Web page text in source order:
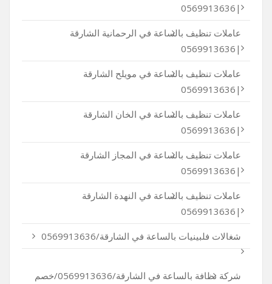
|0569913636
عاملات تنظيف بالساعة في الرحمانية الشارقة
|0569913636
عاملات تنظيف بالساعة في مويلح الشارقة
|0569913636
عاملات تنظيف بالساعة في الخان الشارقة
|0569913636
عاملات تنظيف بالساعة في المجاز الشارقة
|0569913636
عاملات تنظيف بالساعة في النهدة الشارقة
|0569913636
شغالات فلبينيات بالساعة في الشارقة/0569913636
شركة نظافة بالساعة في الشارقة/0569913636/خصم